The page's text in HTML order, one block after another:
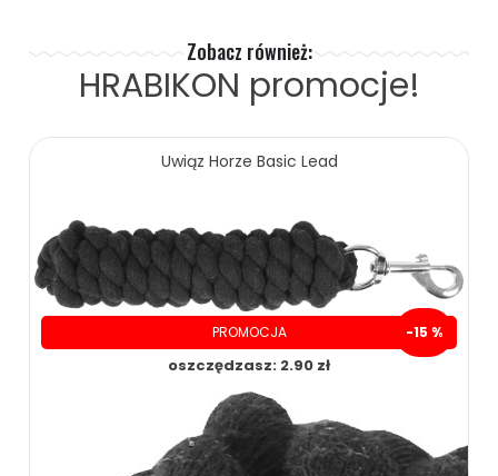
Zobacz również:
HRABIKON promocje!
Uwiąz Horze Basic Lead
PROMOCJA -15 %
oszczędzasz: 2.90 zł